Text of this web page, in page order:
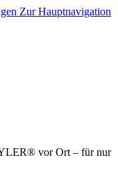
Zur Hauptnavigation
vor Ort – für nur